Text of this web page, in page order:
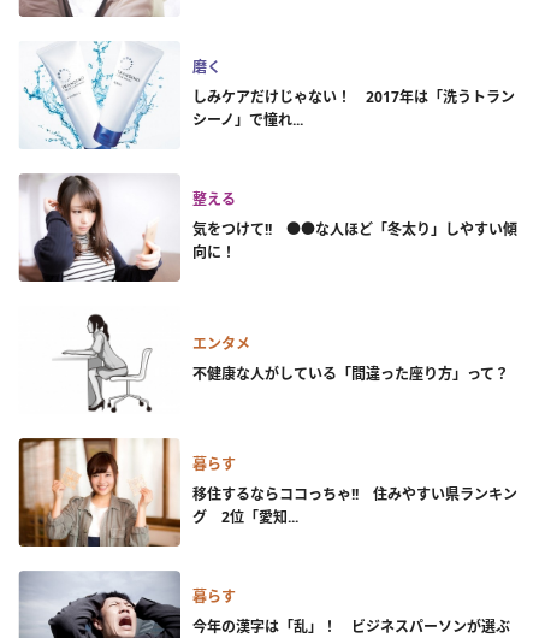
磨く
しみケアだけじゃない！ 2017年は「洗うトラン
シーノ」で憧れ...
整える
気をつけて!! ●●な人ほど「冬太り」しやすい傾
向に！
エンタメ
不健康な人がしている「間違った座り方」って？
暮らす
移住するならココっちゃ!! 住みやすい県ランキン
グ 2位「愛知...
暮らす
今年の漢字は「乱」！ ビジネスパーソンが選ぶ